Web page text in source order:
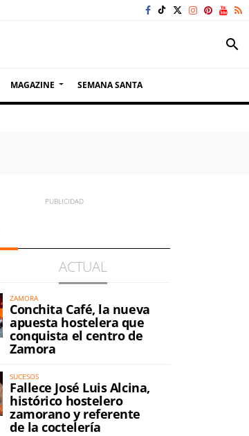
search
MAGAZINE SEMANA SANTA
ACTUAL
ZAMORA
Conchita Café, la nueva
apuesta hostelera que
conquista el centro de
Zamora
SUCESOS
Fallece José Luis Alcina,
histórico hostelero
zamorano y referente
de la coctelería